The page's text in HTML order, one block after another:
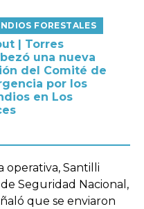
FORESTALES
| Torres
una nueva
del Comité de
por los
en Los
operativa, Santilli
Seguridad Nacional,
que se enviaron